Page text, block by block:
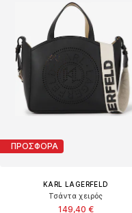
ΠΡΟΣΦΟΡΑ
KARL LAGERFELD
Τσάντα χειρός
149,40 €